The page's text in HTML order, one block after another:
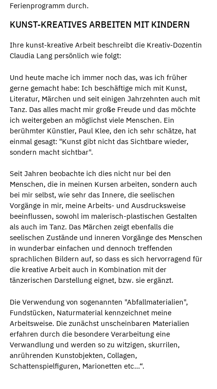
Ferienprogramm durch.
KUNST-KREATIVES ARBEITEN MIT KINDERN
Ihre kunst-kreative Arbeit beschreibt die Kreativ-Dozentin
Claudia Lang persönlich wie folgt:
Und heute mache ich immer noch das, was ich früher
gerne gemacht habe: Ich beschäftige mich mit Kunst,
Literatur, Märchen und seit einigen Jahrzehnten auch mit
Tanz. Das alles macht mir große Freude und das möchte
ich weitergeben an möglichst viele Menschen. Ein
berühmter Künstler, Paul Klee, den ich sehr schätze, hat
einmal gesagt: "Kunst gibt nicht das Sichtbare wieder,
sondern macht sichtbar".
Seit Jahren beobachte ich dies nicht nur bei den
Menschen, die in meinen Kursen arbeiten, sondern auch
bei mir selbst, wie sehr das Innere, die seelischen
Vorgänge in mir, meine Arbeits- und Ausdrucksweise
beeinflussen, sowohl im malerisch-plastischen Gestalten
als auch im Tanz. Das Märchen zeigt ebenfalls die
seelischen Zustände und inneren Vorgänge des Menschen
in wunderbar einfachen und dennoch treffenden
sprachlichen Bildern auf, so dass es sich hervorragend für
die kreative Arbeit auch in Kombination mit der
tänzerischen Darstellung eignet, bzw. sie ergänzt.
Die Verwendung von sogenannten "Abfallmaterialien",
Fundstücken, Naturmaterial kennzeichnet meine
Arbeitsweise. Die zunächst unscheinbaren Materialien
erfahren durch die besondere Verarbeitung eine
Verwandlung und werden so zu witzigen, skurrilen,
anrührenden Kunstobjekten, Collagen,
Schattenspielfiguren, Marionetten etc...“.